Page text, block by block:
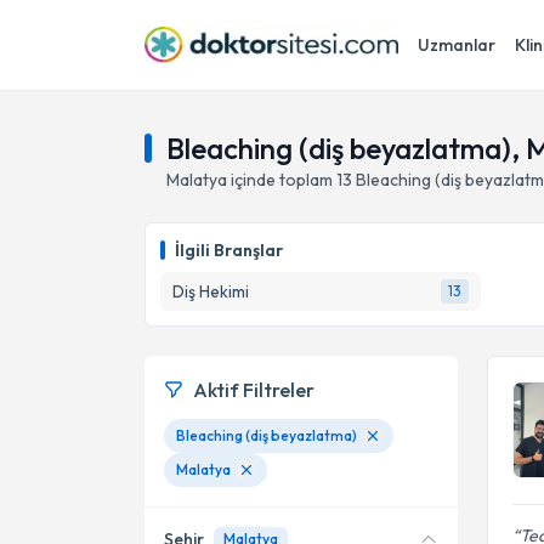
Uzmanlar
Bleaching (diş beyazlatma),
Malatya içinde toplam 13 Bleaching (diş
İlgili Branşlar
Diş Hekimi
13
Aktif Filtreler
Bleaching (diş beyazlatma)
Malatya
Şehir Malatya